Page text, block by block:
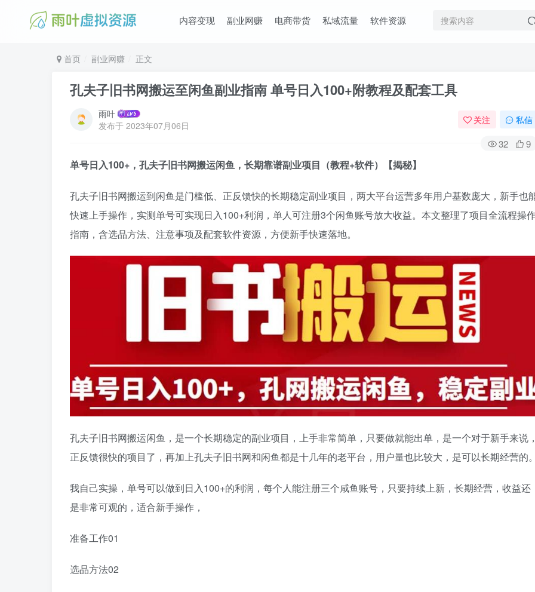
内容变现 副业网赚 电商带货 私域流量 软件资源
首页 副业网赚 正文
孔夫子旧书网搬运至闲鱼副业指南 单号日入100+附教程及配套工具
雨叶
发布于 2023年07月06日 关注 私信
32 9
单号日入100+，孔夫子旧书网搬运闲鱼，长期靠谱副业项目（教程+软件）【揭秘】
孔夫子旧书网搬运到闲鱼是门槛低、正反馈快的长期稳定副业项目，两大平台运营多年用户基数庞大，新手也
快速上手操作，实测单号可实现日入100+利润，单人可注册3个闲鱼账号放大收益。本文整理了项目全流程操
指南，含选品方法、注意事项及配套软件资源，方便新手快速落地。
孔夫子旧书网搬运闲鱼，是一个长期稳定的副业项目，上手非常简单，只要做就能出单，是一个对于新手来说
正反馈很快的项目了，再加上孔夫子旧书网和闲鱼都是十几年的老平台，用户量也比较大，是可以长期经营的
我自己实操，单号可以做到日入100+的利润，每个人能注册三个咸鱼账号，只要持续上新，长期经营，收益还
是非常可观的，适合新手操作，
准备工作01
选品方法02